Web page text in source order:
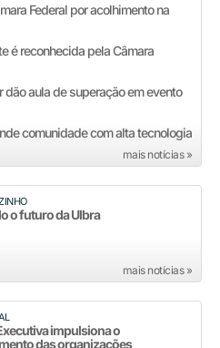
Federal por acolhimento na
é reconhecida pela Câmara
dão aula de superação em evento
comunidade com alta tecnologia
mais notícias »
o futuro da Ulbra
mais notícias »
impulsiona o
das organizações